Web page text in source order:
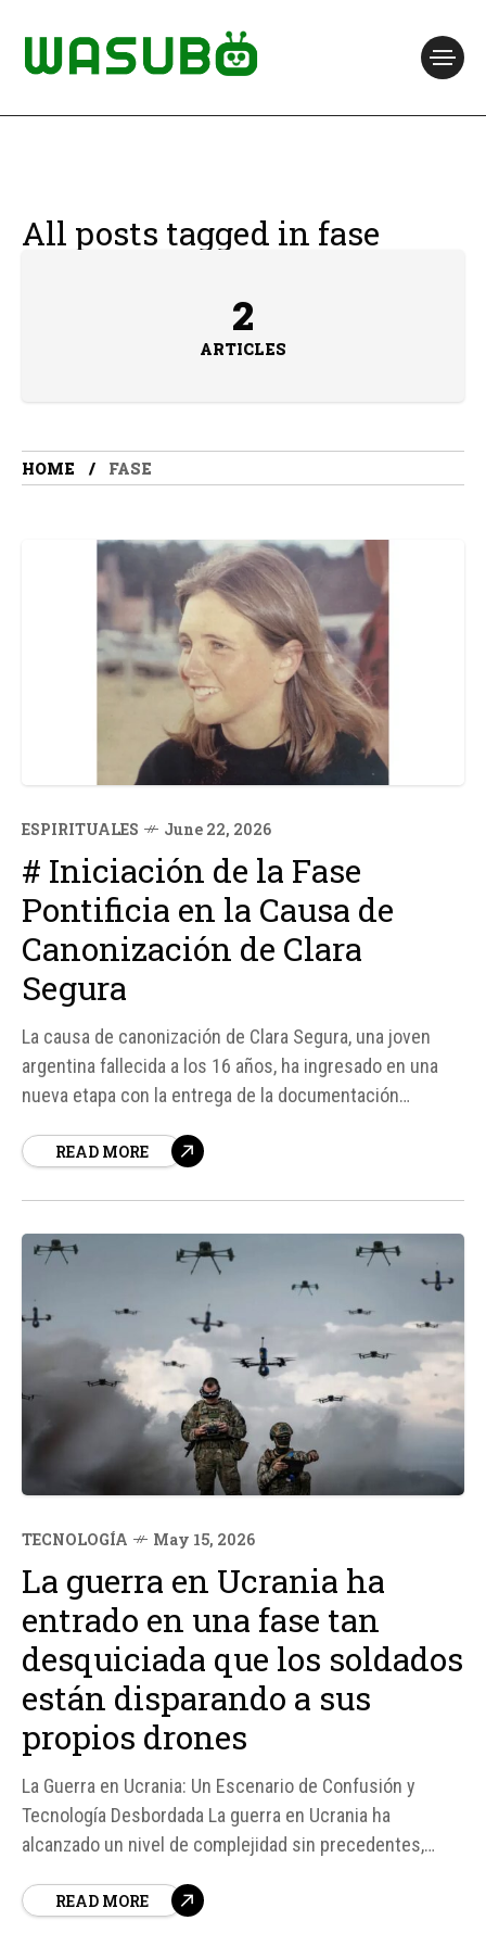
All posts tagged in fase
2
ARTICLES
HOME FASE
ESPIRITUALES June 22, 2026
# Iniciación de la Fase
Pontificia en la Causa de
Canonización de Clara
Segura
La causa de canonización de Clara Segura, una joven
argentina fallecida a los 16 años, ha ingresado en una
nueva etapa con la entrega de la documentación
Santos en Roma. Esto marca el comienzo de la fase
READ MORE
TECNOLOGÍA May 15, 2026
La guerra en Ucrania ha
entrado en una fase tan
desquiciada que los soldados
están disparando a sus
propios drones
La Guerra en Ucrania: Un Escenario de Confusión y
Tecnología Desbordada La guerra en Ucrania ha
alcanzado un nivel de complejidad sin precedentes,
cada vez más difícil. Según fuentes, los soldados
READ MORE